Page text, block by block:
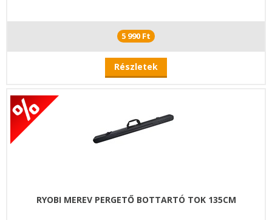
5 990 Ft
Részletek
RYOBI MEREV PERGETŐ BOTTARTÓ TOK 135CM